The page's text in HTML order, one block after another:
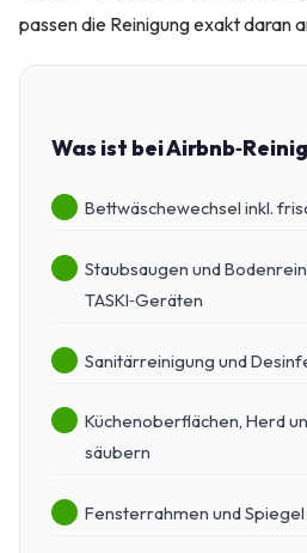
passen die Reinigung exakt daran
Was ist bei
Bettwäschewechsel inkl.
Staubsaugen und
TASKI‑Geräten
Sanitärreinigung und
Küchenoberflächen, Herd
säubern
Fensterrahmen und